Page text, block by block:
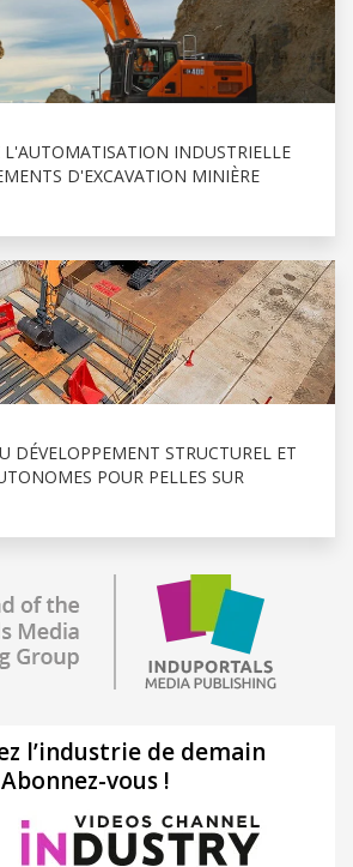
INDUSTRIELLE
D'EXCAVATION MINIÈRE
DÉVELOPPEMENT STRUCTUREL ET
POUR PELLES SUR
l’industrie de demain
Abonnez-vous !